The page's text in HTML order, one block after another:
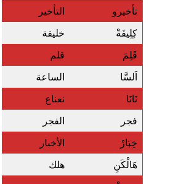
تأخيرو التأخير
كِلِيفَةْ خليفة
قَلِمَ قلم
اَلسَّا الساعة
نَانَا نعناع
فجر الفجر
خِبَارْ الأخبار
هَالْكَنِ هلك